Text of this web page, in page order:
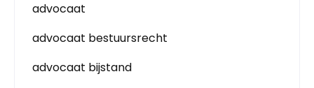
advocaat
advocaat bestuursrecht
advocaat bijstand